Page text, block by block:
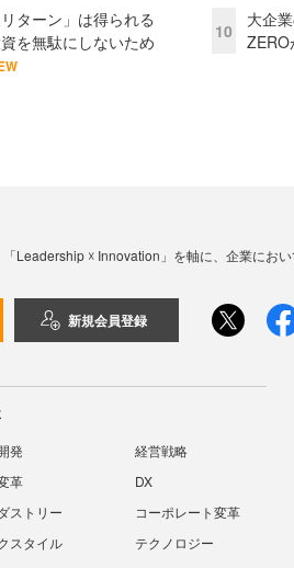
ターン」は得られる
を無駄にしないため
10
大企
ZERO
「Leadership ☓ Innovation」を軸に、企業にお
新規会員登録
発
経営戦略
革
DX
ストリー
コーポレート変革
スタイル
テクノロジー